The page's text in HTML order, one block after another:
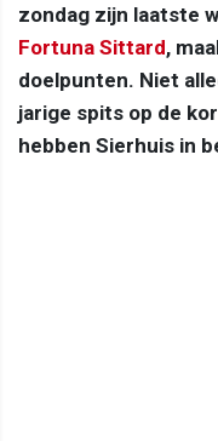
zondag zijn laatste
Fortuna Sittard,
doelpunten. Niet
jarige spits op de
hebben Sierhuis in